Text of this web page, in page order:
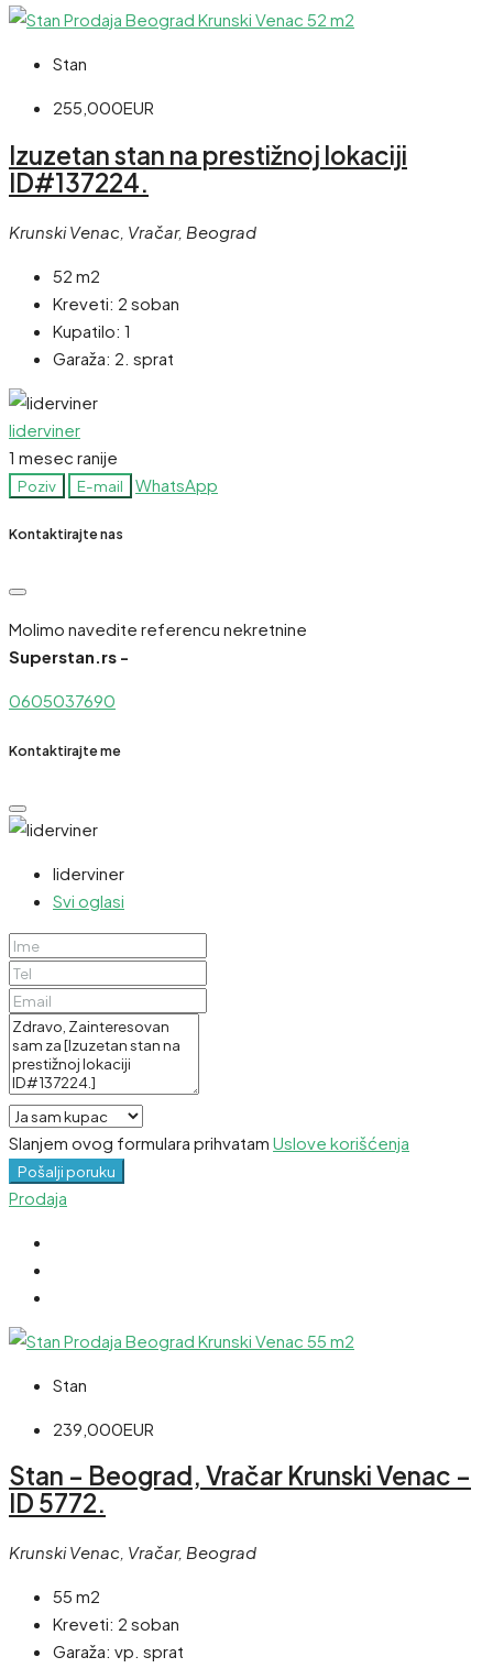
Stan
255,000EUR
Izuzetan stan na prestižnoj lokaciji
ID#137224.
Krunski Venac, Vračar, Beograd
52 m2
Kreveti: 2 soban
Kupatilo: 1
Garaža: 2. sprat
liderviner
1 mesec ranije
Poziv E-mail WhatsApp
Kontaktirajte nas
Molimo navedite referencu nekretnine
Superstan.rs -
0605037690
Kontaktirajte me
liderviner
Svi oglasi
Slanjem ovog formulara prihvatam Uslove korišćenja
Pošalji poruku
Prodaja
Stan
239,000EUR
Stan – Beograd, Vračar Krunski Venac –
ID 5772.
Krunski Venac, Vračar, Beograd
55 m2
Kreveti: 2 soban
Garaža: vp. sprat